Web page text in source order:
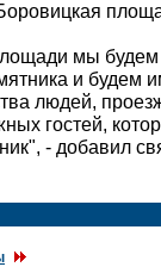
мы будем
и будем
людей,
гостей,
- добавил